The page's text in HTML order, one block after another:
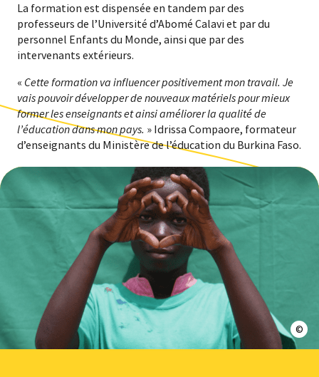
La formation est dispensée en tandem par des
professeurs de l’Université d’Abomé Calavi et par du
personnel Enfants du Monde, ainsi que par des
intervenants extérieurs.
« Cette formation va influencer positivement mon travail. Je
vais pouvoir développer de nouveaux matériels pour mieux
former les enseignants et ainsi améliorer la qualité de
l’éducation dans mon pays. » Idrissa Compaore, formateur
d’enseignants du Ministère de l’éducation du Burkina Faso.
©